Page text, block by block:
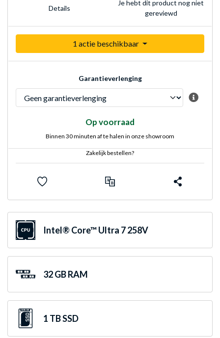
Details
Je hebt dit product nog niet
gereviewd
1 actie beschikbaar
Garantieverlenging
Op voorraad
Binnen 30 minuten af te halen in onze showroom
Zakelijk bestellen?
Intel® Core™ Ultra 7 258V
32 GB RAM
1 TB SSD